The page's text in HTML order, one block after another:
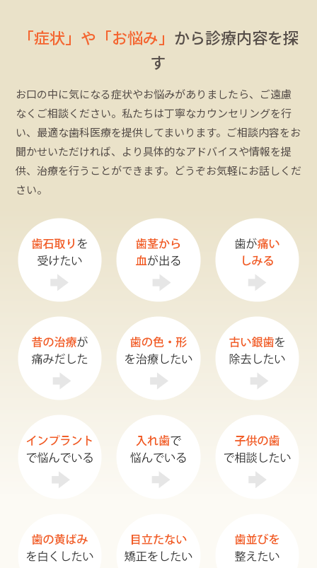
「症状」や「お悩み」 から診療内容を探
す
お口の中に気になる症状やお悩みがありましたら、ご遠慮
なくご相談ください。私たちは丁寧なカウンセリングを行
い、最適な歯科医療を提供してまいります。ご相談内容をお
聞かせいただければ、より具体的なアドバイスや情報を提
供、治療を行うことができます。どうぞお気軽にお話しくだ
さい。